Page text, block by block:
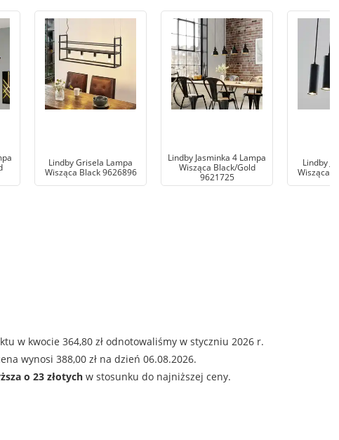
Lindby Grisela Lampa
Wisząca Black 9626896
Lindby Jasminka 4 Lampa
Wisząca Black/Gold
9621725
Lindby
Wisząca
w kwocie 364,80 zł odnotowaliśmy w styczniu 2026 r.
wynosi 388,00 zł na dzień 06.08.2026.
o 23 złotych w stosunku do najniższej ceny.